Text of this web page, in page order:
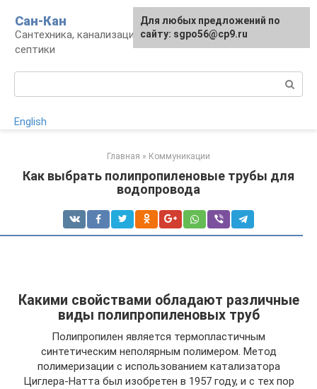
контенту
Сан-Кан
Сантехника, канализация, водопровод,
септики
English
Главная » Коммуникации
Как выбрать полипропиленовые трубы для
водопровода
Какими свойствами обладают различные
виды полипропиленовых труб
Полипропилен является термопластичным
синтетическим неполярным полимером. Метод
полимеризации с использованием катализатора
Циглера-Натта был изобретен в 1957 году, и с тех пор
Для любых предложений по
сайту: sgpo56@cp9.ru